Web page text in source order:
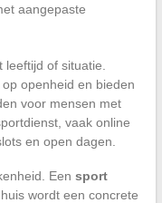
aangepaste
of situatie.
openheid en bieden
voor mensen met
vaak online
en open dagen.
Een sport
wordt een concrete